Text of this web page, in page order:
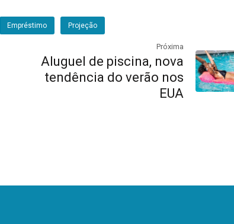
Empréstimo Projeção
Próxima
Aluguel de piscina, nova
tendência do verão nos
EUA